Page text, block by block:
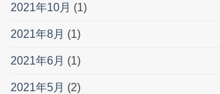
2021年10月 (1)
2021年8月 (1)
2021年6月 (1)
2021年5月 (2)